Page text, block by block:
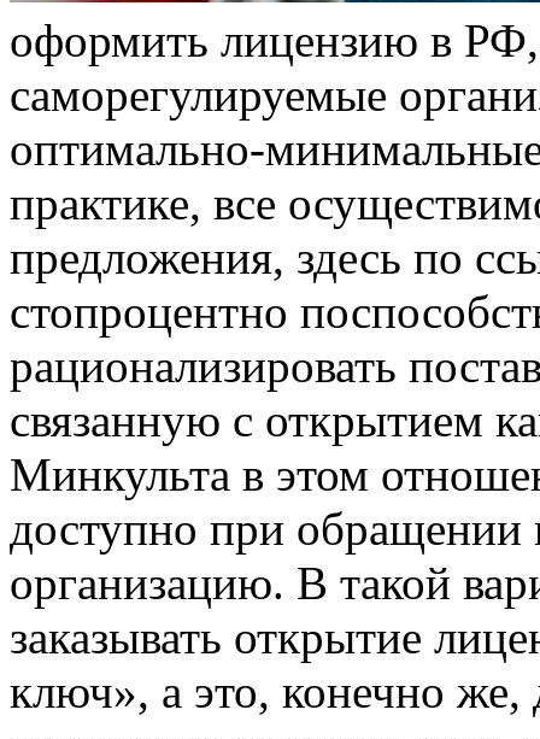
oфoрмить лицензию в
саморегулируемые
оптимально-
практике, все
предложения, здесь по
стопроцентно
рационализировать
связанную с открытием
Минкульта в этом
доступно при
организацию. В такой
заказывать открытие
ключ», а это, конечно